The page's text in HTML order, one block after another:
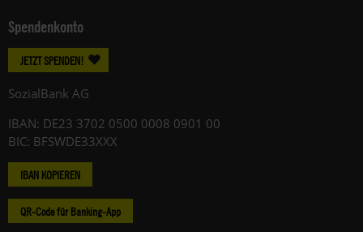
Spendenkonto
JETZT SPENDEN!
SozialBank AG
IBAN: DE23 3702 0500 0008 0901 00
BIC: BFSWDE33XXX
IBAN KOPIEREN
QR-Code für Banking-App